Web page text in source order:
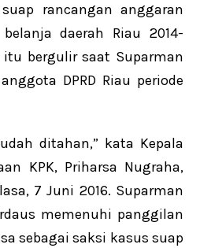
rancangan anggaran
daerah Riau 2014-
itu bergulir saat Suparman
DPRD Riau periode
ditahan,” kata Kepala
KPK, Priharsa Nugraha,
7 Juni 2016. Suparman
memenuhi panggilan
sebagai saksi kasus suap